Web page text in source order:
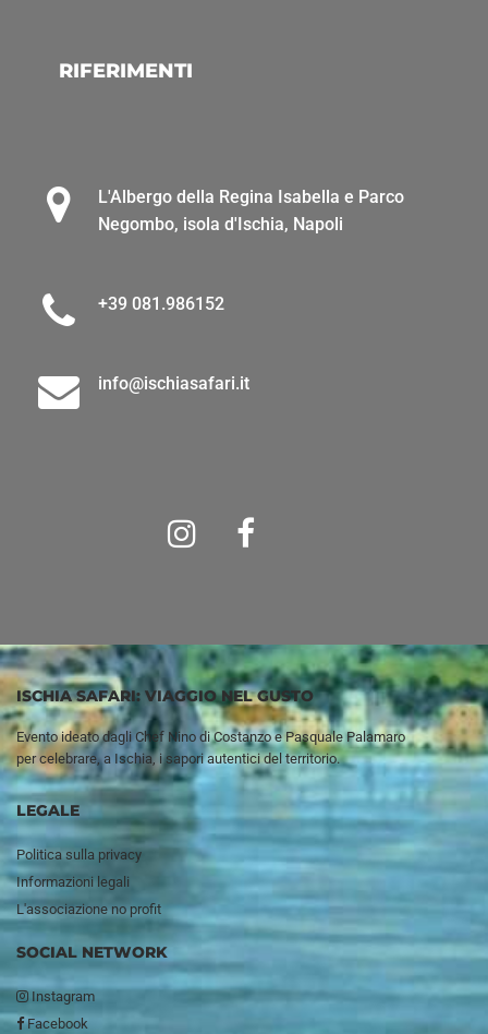
RIFERIMENTI
L'Albergo della Regina Isabella e Parco
Negombo, isola d'Ischia, Napoli
+39 081.986152
info@ischiasafari.it
ISCHIA SAFARI: VIAGGIO NEL GUSTO
Evento ideato dagli Chef Nino di Costanzoe Pasquale Palamaro
per celebrare, a Ischia, i sapori autentici del territorio.
LEGALE
Politica sulla privacy
Informazioni legali
L'associazione no profit
SOCIAL NETWORK
Instagram
Facebook